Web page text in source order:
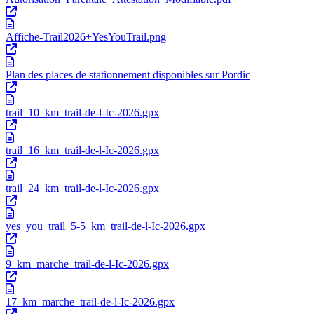
Affiche-Trail2026+YesYouTrail.png
Plan des places de stationnement disponibles sur Pordic
trail_10_km_trail-de-l-Ic-2026.gpx
trail_16_km_trail-de-l-Ic-2026.gpx
trail_24_km_trail-de-l-Ic-2026.gpx
yes_you_trail_5-5_km_trail-de-l-Ic-2026.gpx
9_km_marche_trail-de-l-Ic-2026.gpx
17_km_marche_trail-de-l-Ic-2026.gpx